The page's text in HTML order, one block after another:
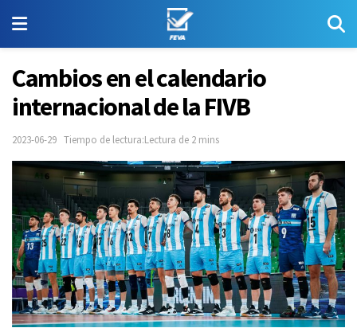
Cambios en el calendario
internacional de la FIVB
2023-06-29 Tiempo de lectura:Lectura de 2 mins